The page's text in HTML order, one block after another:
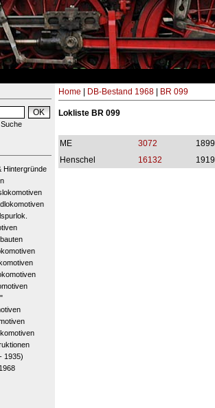
Hintergründe
1935)
Home DB-Bestand 1968| BR 099
Lokliste BR 099
ME 3072 1899
Henschel
16132 1919